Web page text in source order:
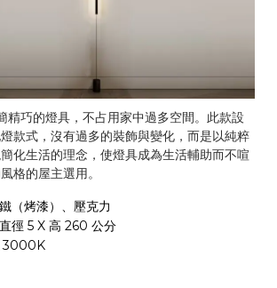
精巧的燈具，不占用家中過多空間。此款設
款式，沒有過多的裝飾與變化，而是以純粹
化生活的理念，使燈具成為生活輔助而不喧
格的屋主選用。
（烤漆）、壓克力
徑 5 X 高 260 公分
3000K